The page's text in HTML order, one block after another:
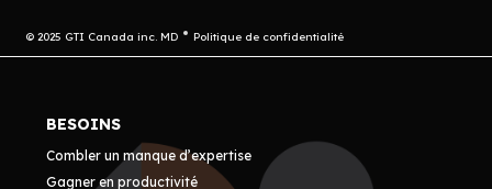
© 2025 GTI Canada inc. MD Politique de confidentialité
BESOINS
Combler un manque d’expertise
Gagner en productivité